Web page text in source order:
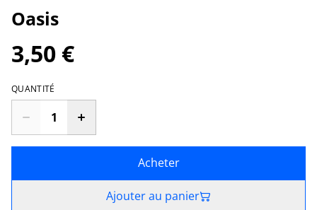
Oasis
3,50 €
QUANTITÉ
Acheter
Ajouter au panier